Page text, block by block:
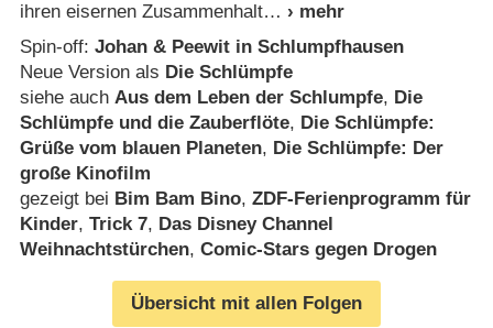
ihren eisernen Zusammenhalt
Spin-off: Johan & Peewit in Schlumpfhausen
Neue Version als Die Schlümpfe
siehe auch Aus dem Leben der Schlumpfe, Die
Schlümpfe und die Zauberflöte, Die Schlümpfe:
Grüße vom blauen Planeten, Die Schlümpfe: Der
große Kinofilm
gezeigt bei Bim Bam Bino, ZDF-Ferienprogramm für
Kinder, Trick 7, Das Disney Channel
Weihnachtstürchen, Comic-Stars gegen Drogen
Übersicht mit allen Folgen